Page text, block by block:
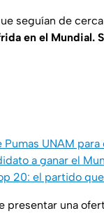
seguían de
en el Mundial.
UNAM
a ganar el
20: el partido
presentar una